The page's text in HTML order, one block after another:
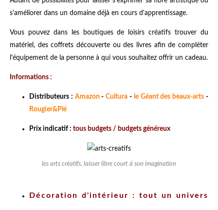
s'améliorer dans un domaine déjà en cours d'apprentissage.
Vous pouvez dans les boutiques de loisirs créatifs trouver du
matériel, des coffrets découverte ou des livres afin de compléter
l'équipement de la personne à qui vous souhaitez offrir un cadeau.
Informations :
Distributeurs : Amazon-Cultura - le Géant des beaux-arts -
Rougier&Plé
Prix indicatif : tous budgets / budgets généreux
les arts créatifs, laisser libre court à son imagination
Décoration d'intérieur : tout un univers